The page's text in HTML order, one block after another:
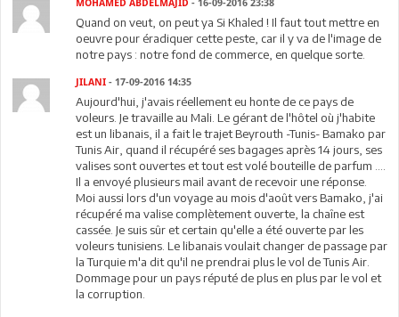
MOHAMED ABDELMAJID - 16-09-2016 23:38
Quand on veut, on peut ya Si Khaled ! Il faut tout mettre en
oeuvre pour éradiquer cette peste, car il y va de l'image de
notre pays : notre fond de commerce, en quelque sorte.
JILANI - 17-09-2016 14:35
Aujourd'hui, j'avais réellement eu honte de ce pays de
voleurs. Je travaille au Mali. Le gérant de l'hôtel où j'habite
est un libanais, il a fait le trajet Beyrouth -Tunis- Bamako par
Tunis Air, quand il récupéré ses bagages après 14 jours, ses
valises sont ouvertes et tout est volé bouteille de parfum ....
Il a envoyé plusieurs mail avant de recevoir une réponse.
Moi aussi lors d'un voyage au mois d'août vers Bamako, j'ai
récupéré ma valise complètement ouverte, la chaîne est
cassée. Je suis sûr et certain qu'elle a été ouverte par les
voleurs tunisiens. Le libanais voulait changer de passage par
la Turquie m'a dit qu'il ne prendrai plus le vol de Tunis Air.
Dommage pour un pays réputé de plus en plus par le vol et
la corruption.